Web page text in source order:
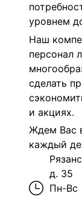
уровнем
Наш
персонал
сделать
и акциях.
Ждем Вас
каждый
д. 35
Пн-Вс